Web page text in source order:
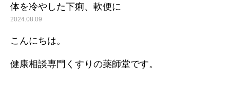
体を冷やした下痢、軟便に
2024.08.09
こんにちは。
健康相談専門くすりの薬師堂です。